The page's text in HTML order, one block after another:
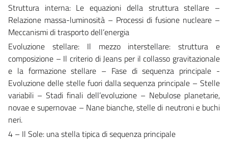
Struttura interna: Le equazioni della struttura stellare –
Relazione massa-luminosità – Processi di fusione nucleare –
Meccanismi di trasporto dell’energia
Evoluzione stellare: Il mezzo interstellare: struttura e
composizione – Il criterio di Jeans per il collasso gravitazionale
e la formazione stellare – Fase di sequenza principale -
Evoluzione delle stelle fuori dalla sequenza principale – Stelle
variabili – Stadi finali dell’evoluzione – Nebulose planetarie,
novae e supernovae – Nane bianche, stelle di neutroni e buchi
neri.
4 – Il Sole: una stella tipica di sequenza principale